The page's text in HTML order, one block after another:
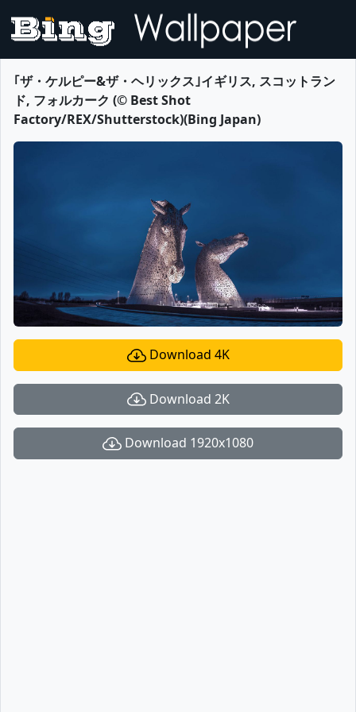
｢ザ・ケルピー&ザ・ヘリックス｣イギリス, スコットラン
ド, フォルカーク (© Best Shot
Factory/REX/Shutterstock)(Bing Japan)
Download 4K
Download 2K
Download 1920x1080